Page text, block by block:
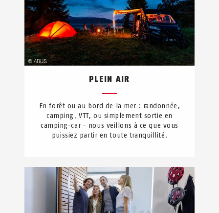
PLEIN AIR
En forêt ou au bord de la mer : randonnée,
camping, VTT, ou simplement sortie en
camping-car - nous veillons à ce que vous
puissiez partir en toute tranquillité.